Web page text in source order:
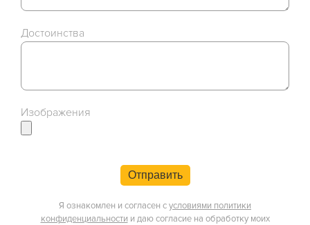
Достоинства
Изображения
Отправить
Я ознакомлен и согласен сусловиями политики
конфиденциальности и даю согласие на обработку моих